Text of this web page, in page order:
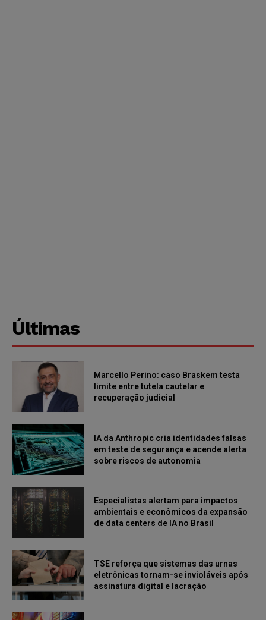
Últimas
Marcello Perino: caso Braskem testa
limite entre tutela cautelar e
recuperação judicial
IA da Anthropic cria identidades falsas
em teste de segurança e acende alerta
sobre riscos de autonomia
Especialistas alertam para impactos
ambientais e econômicos da expansão
de data centers de IA no Brasil
TSE reforça que sistemas das urnas
eletrônicas tornam-se invioláveis após
assinatura digital e lacração